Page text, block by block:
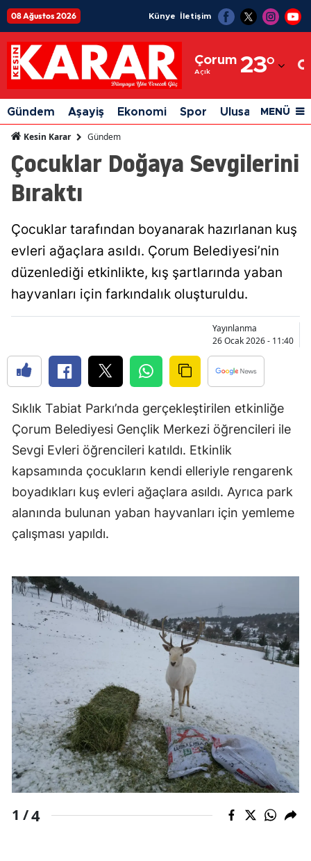
08 Ağustos 2026 Künye İletişim
Çorum
Açık 23°
Adıyaman
Afyonkarahisar
Ağrı
Amasya
Aydın
Balıkesir
Bilecik
Bingöl
Bitlis
Bolu
Burdur
Bursa
Çanakkale
Diyarbakır
Edirne
Erzincan
Erzurum
Eskişehir
Gaziantep
Giresun
Gündem Aşayiş Ekonomi Spor Ulusal Siyaset
MENÜ
Kesin Karar Gündem
Çocuklar Doğaya Sevgilerini
Bıraktı
Çocuklar tarafından boyanarak hazırlanan kuş
evleri ağaçlara asıldı. Çorum Belediyesi’nin
düzenlediği etkinlikte, kış şartlarında yaban
hayvanları için farkındalık oluşturuldu.
Yayınlanma
26 Ocak 2026 - 11:40
Sıklık Tabiat Parkı’nda gerçekleştirilen etkinliğe
Çorum Belediyesi Gençlik Merkezi öğrencileri ile
Sevgi Evleri öğrencileri katıldı. Etkinlik
kapsamında çocukların kendi elleriyle rengarenk
boyadıkları kuş evleri ağaçlara asıldı. Ayrıca park
alanında bulunan yaban hayvanları için yemleme
çalışması yapıldı.
1 /4